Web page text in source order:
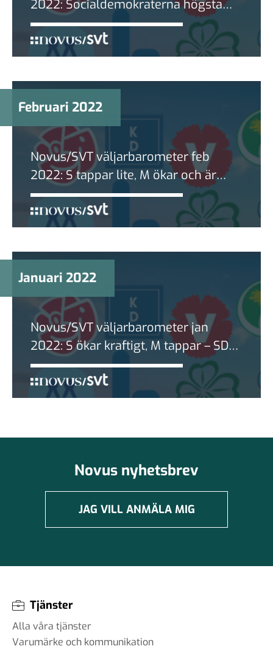
2022: Socialdemokraterna högsta
nivå sedan 2015
Februari 2022
Novus/SVT väljarbarometer feb
2022: S tappar lite, M ökar och är
återigen Sveriges näst största parti
Januari 2022
Novus/SVT väljarbarometer jan
2022: S ökar kraftigt, M tappar – SD
Sveriges 2a största parti igen
Novus nyhetsbrev
JAG VILL ANMÄLA MIG
Tjänster
Alla våra tjänster
Varumärke och kommunikation